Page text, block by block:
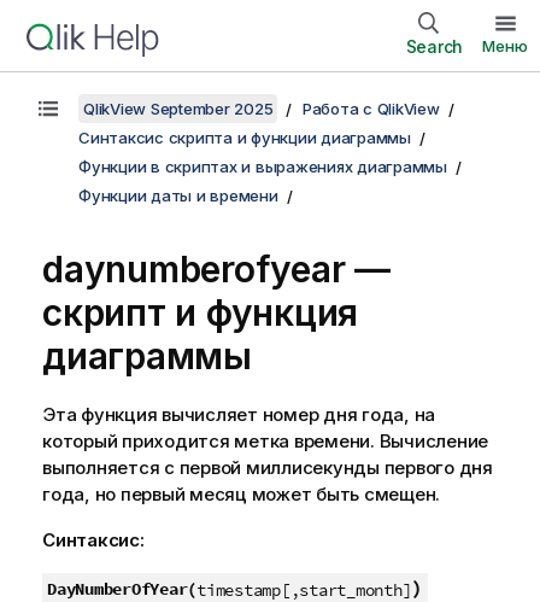
Search Меню
QlikView September 2025
Работа с QlikView
Синтаксис скрипта и функции диаграммы
Функции в скриптах и выражениях диаграммы
Функции даты и времени
daynumberofyear —
скрипт и функция
диаграммы
Эта функция вычисляет номер дня года, на
который приходится метка времени. Вычисление
выполняется с первой миллисекунды первого дня
года, но первый месяц может быть смещен.
Синтаксис:
DayNumberOfYear(timestamp[,start_month])